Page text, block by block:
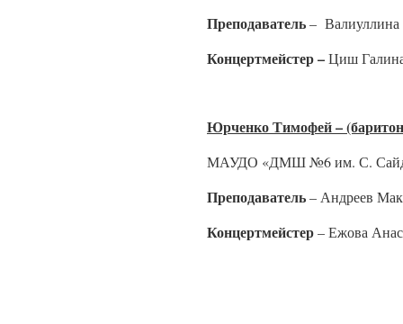
Преподаватель– Валиуллина
Концертмейстер –Циш
Юрченко Тимофей –
МАУДО «ДМШ №6 им. С.
Преподаватель– Андреев
Концертмейстер– Ежова